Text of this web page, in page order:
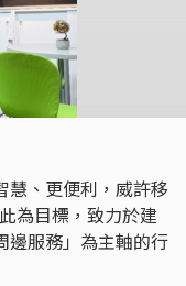
慧、更便利，威許移
為目標，致力於建
邊服務」為主軸的行